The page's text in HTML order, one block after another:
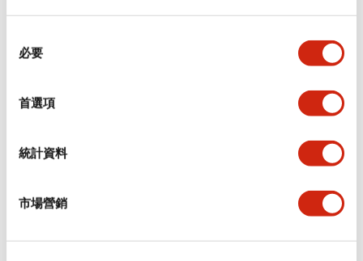
必要
首選項
統計資料
市場營銷
安裝和安裝規範